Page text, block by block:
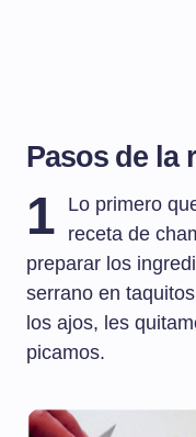
Pasos de la
1
Lo primero
receta de
preparar los
serrano en
los ajos, les
picamos.